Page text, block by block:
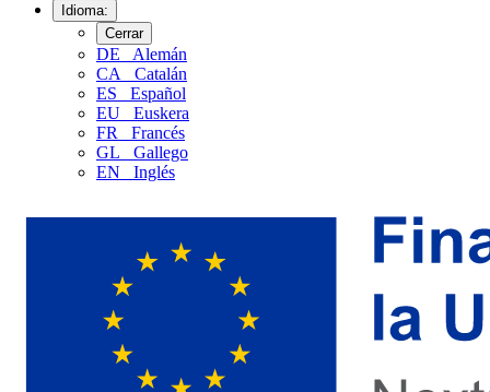
Idioma:
Cerrar
DE
Alemán
CA
Catalán
ES
Español
EU
Euskera
FR
Francés
GL
Gallego
EN
Inglés